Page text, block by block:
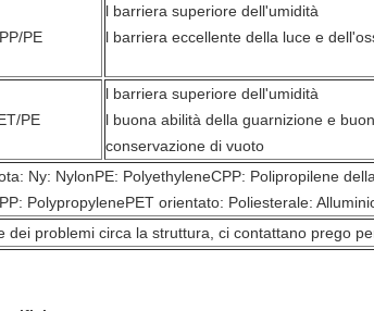
PE
l barriera superiore dell'umidità
l barriera eccellente della luce e
PE
l barriera superiore dell'umidità
l buona abilità della guarnizione e
conservazione di vuoto
Ny: NylonPE: PolyethyleneCPP: Polipropilene
PolypropylenePET orientato: Poliesterale:
dei problemi circa la struttura, ci contattano prego